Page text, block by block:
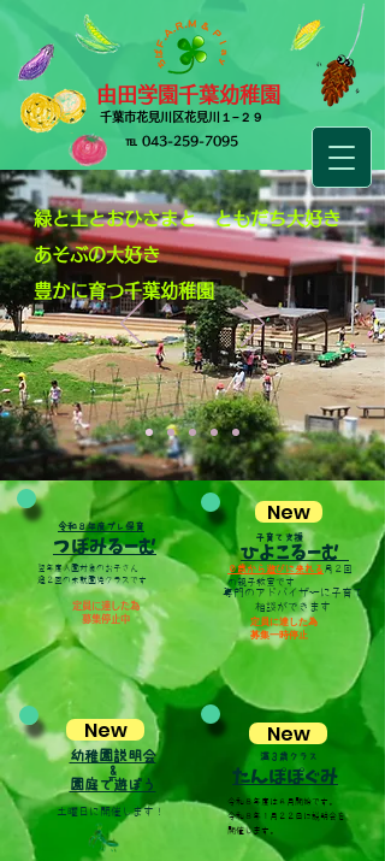
由田学園千葉幼稚園
​千葉市花見川区花見川１−２９
​℡ 043-259-7095
​緑と土とおひさまと
ともだち大好き
あそぶの大好き
豊かに育つ千葉幼稚園
New
​子育て支援
ひよこるーむ
０歳から遊びに来れる 月２回
の親子教室です
専門のアドバイザーに 子育て
相談ができます
定員に達した為
​募集一時停止
​令和８年度プレ保育
​つぼみるーむ
翌年度入園対象のお子さん
​週２回の未就園児クラスです
定員に達した為
募集​停止中
New
幼稚園説明会
&
園庭で遊ぼう
​土曜日に開催します！
New
満３歳クラス
​たんぽぽぐみ
令和８年度は６月開始です。
令和８年１月２２日に説明会を
開催します。